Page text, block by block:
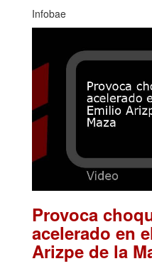
Infobae
Provoca
acelerado en
Arizpe de la